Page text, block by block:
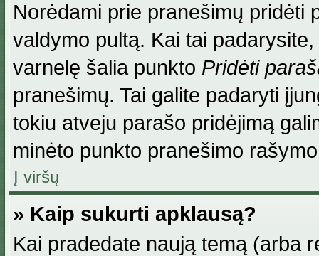
Norėdami prie pranešimų pridėti
valdymo pultą. Kai tai
varnelę šalia punkto Pridėti
pranešimų. Tai galite padaryti
tokiu atveju parašo pridėjimą
minėto punkto pranešimo
Į viršų
» Kaip sukurti apklausą?
Kai pradedate naują temą (arba